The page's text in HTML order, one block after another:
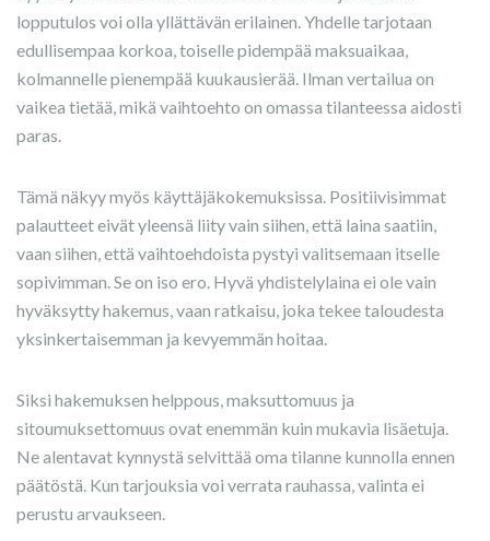
lopputulos voi olla yllättävän erilainen. Yhdelle tarjotaan
edullisempaa korkoa, toiselle pidempää maksuaikaa,
kolmannelle pienempää kuukausierää. Ilman vertailua on
vaikea tietää, mikä vaihtoehto on omassa tilanteessa aidosti
paras.
Tämä näkyy myös käyttäjäkokemuksissa. Positiivisimmat
palautteet eivät yleensä liity vain siihen, että laina saatiin,
vaan siihen, että vaihtoehdoista pystyi valitsemaan itselle
sopivimman. Se on iso ero. Hyvä yhdistelylaina ei ole vain
hyväksytty hakemus, vaan ratkaisu, joka tekee taloudesta
yksinkertaisemman ja kevyemmän hoitaa.
Siksi hakemuksen helppous, maksuttomuus ja
sitoumuksettomuus ovat enemmän kuin mukavia lisäetuja.
Ne alentavat kynnystä selvittää oma tilanne kunnolla ennen
päätöstä. Kun tarjouksia voi verrata rauhassa, valinta ei
perustu arvaukseen.